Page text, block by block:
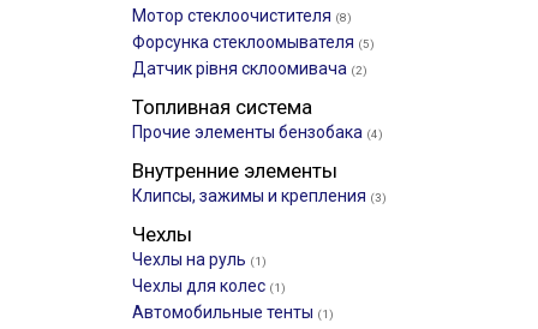
Мотор стеклоочистителя (8)
Форсунка стеклоомывателя (5)
Датчик рівня склоомивача (2)
Топливная система
Прочие элементы бензобака (4)
Внутренние элементы
Клипсы, зажимы и крепления (3)
Чехлы
Чехлы на руль (1)
Чехлы для колес (1)
Автомобильные тенты (1)